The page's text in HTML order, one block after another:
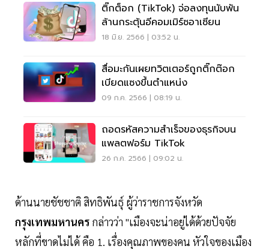
ติ๊กต็อก (TikTok) จ่อลงทุนนับพัน
ล้านกระตุ้นอีคอมเมิร์ซอาเซียน
18 มิ.ย. 2566 | 03:52 น.
สื่อมะกันเผยทวิตเตอร์ถูกติ๊กต๊อก
เบียดแซงขึ้นตำแหน่ง
09 ก.ค. 2566 | 08:19 น.
ถอดรหัสความสำเร็จของธุรกิจบน
แพลตฟอร์ม TikTok
26 ก.ค. 2566 | 09:02 น.
ด้านนายชัชชาติ สิทธิพันธุ์ ผู้ว่าราชการจังหวัด
กรุงเทพมหานคร กล่าวว่า "เมืองจะน่าอยู่ได้ด้วยปัจจัย
หลักที่ขาดไม่ได้ คือ 1. เรื่องคุณภาพของคน หัวใจของเมือง